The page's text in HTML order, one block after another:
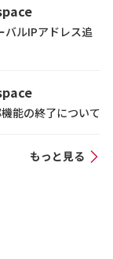
ルIPアドレス追
能の終了について
もっと見る